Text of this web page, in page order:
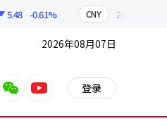
-0.61% CNY 209.87
2026年08月07日
weixinyoutube 登录